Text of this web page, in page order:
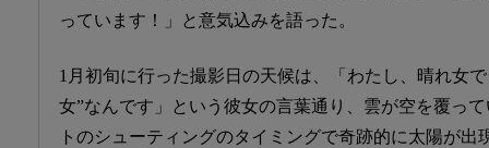
っています！」と意気込みを語った。
1月初旬に行った撮影日の天候は、「わたし、晴れ女
女”なんです」という彼女の言葉通り、雲が空を覆っ
トのシューティングのタイミングで奇跡的に太陽が出